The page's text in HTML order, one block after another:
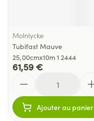
Molnlycke
Tubifast Mauve
25,00cmx10m 1 2444
61,59 €
Ajouter au panier